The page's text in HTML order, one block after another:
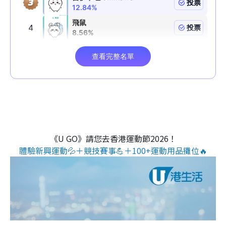
《U GO》請您去香港運動節2026！
體驗新興運動💦＋競技賽事💪＋100+運動用品攤位🔥